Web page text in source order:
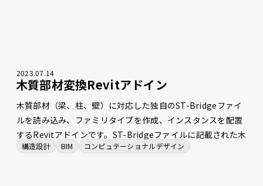
2023.07.14
木質部材変換Revitアドイン
木質部材（梁、柱、壁）に対応した独自のST-Bridgeファイ
ルを読み込み、ファミリタイプを作成、インスタンスを配置
するRevitアドインです。ST-Bridgeファイルに記載された木
質壁の層構成についても、壁の複層構造としてRevitモデルに
構造設計 BIM コンピュテーショナルデザイン